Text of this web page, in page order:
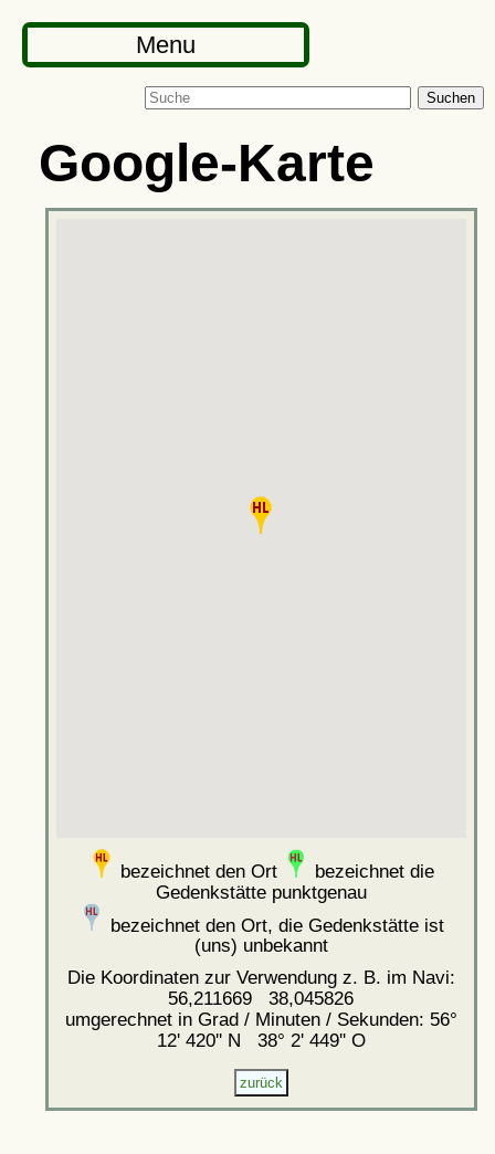
Menu
Suchen
Google-Karte
bezeichnet den Ort
bezeichnet die
Gedenkstätte punktgenau
bezeichnet den Ort, die Gedenkstätte ist
(uns) unbekannt
Die Koordinaten zur Verwendung z. B. im Navi:
56,211669 38,045826
umgerechnet in Grad / Minuten / Sekunden: 56°
12' 420'' N 38° 2' 449'' O